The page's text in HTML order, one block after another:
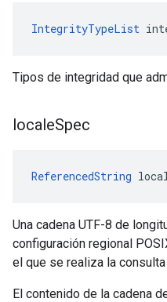
IntegrityTypeList
Tipos de integridad que
localeSpec
ReferencedString
Una cadena UTF-8 de
configuración regional
el que se realiza la
El contenido de la cadena